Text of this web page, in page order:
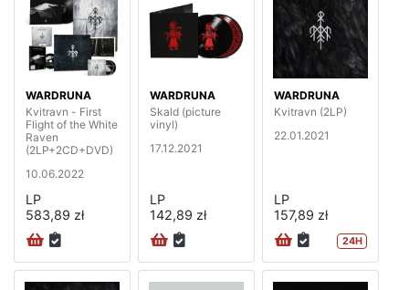
WARDRUNA
Kvitravn - First
Flight of the White
Raven
(2LP+2CD+DVD)
10.06.2022
LP
583,89 zł
WARDRUNA
Skald (picture
vinyl)
17.12.2021
LP
142,89 zł
WARDRUNA
Kvitravn (2LP)
22.01.2021
LP
157,89 zł
24H